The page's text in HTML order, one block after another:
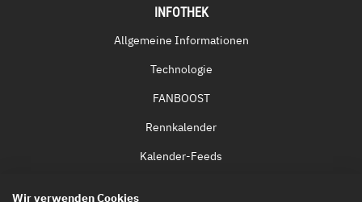
INFOTHEK
Allgemeine Informationen
Technologie
FANBOOST
Rennkalender
Kalender-Feeds
Wir verwenden Cookies